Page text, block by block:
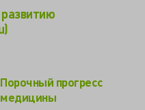
Порочный прогресс
медицины